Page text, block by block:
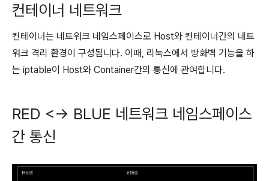
컨테이너 네트워크
컨테이너는 네트워크 네임스페이스로 Host와 컨테이너간의 네트
워크 격리 환경이 구성됩니다. 이때, 리눅스에서 방화벽 기능을 하
는 iptable이 Host와 Container간의 통신에 관여합니다.
RED <-> BLUE 네트워크 네임스페이스
간 통신